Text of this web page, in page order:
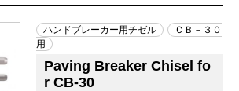
ハンドブレーカー用チゼル
ＣＢ－３０
用
Paving Breaker Chisel fo
r CB-30